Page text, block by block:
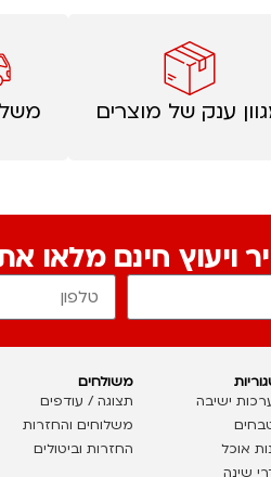
ענק של מוצרים
ויעוץ חינם מלאו
ישיבה
אוכל
שינה
משולחים
תצוגה / עודפים
משלוחים והחזרות
החזרות וביטולים